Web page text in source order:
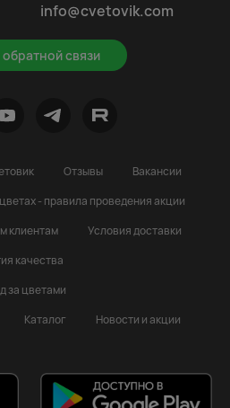
связи
info@cvetovik.com
Отзывы
Вакансии
- правила проведения акции
клиентам
Условия доставки
качества
за цветами
Каталог Новости и акции